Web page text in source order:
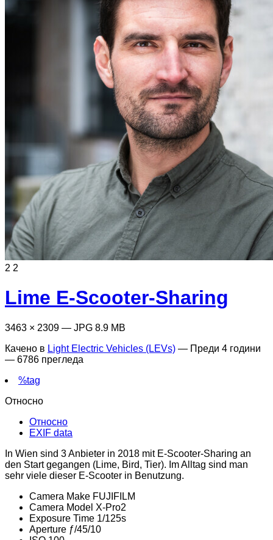
2 2
Lime E-Scooter-Sharing
3463 × 2309 — JPG 8.9 MB
Качено в Light Electric Vehicles (LEVs) — Преди 4 години
— 6786 прегледа
%tag
Относно
Относно
EXIF data
In Wien sind 3 Anbieter in 2018 mit E-Scooter-Sharing an
den Start gegangen (Lime, Bird, Tier). Im Alltag sind man
sehr viele dieser E-Scooter in Benutzung.
Camera Make FUJIFILM
Camera Model X-Pro2
Exposure Time 1/125s
Aperture ƒ/45/10